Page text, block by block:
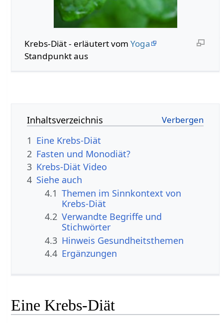
Krebs-Diät - erläutert vom Yoga
Standpunkt aus
Inhaltsverzeichnis
1 Eine Krebs-Diät
2 Fasten und Monodiät?
3 Krebs-Diät Video
4 Siehe auch
4.1 Themen im Sinnkontext von
Krebs-Diät
4.2 Verwandte Begriffe und
Stichwörter
4.3 Hinweis Gesundheitsthemen
4.4 Ergänzungen
Eine Krebs-Diät